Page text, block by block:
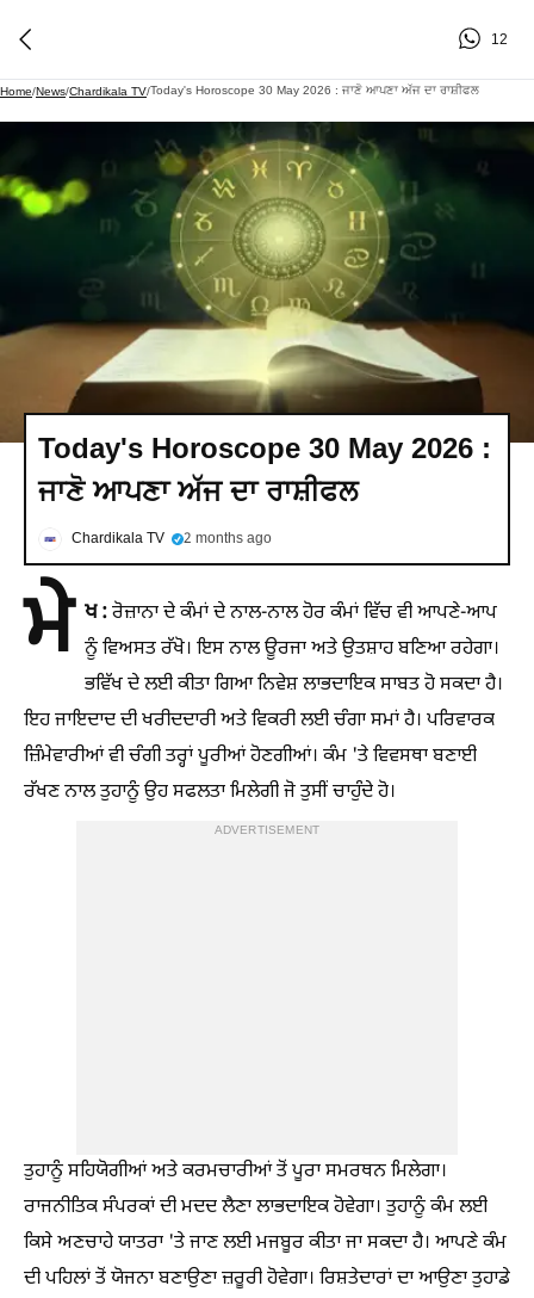
12
Home/News/Chardikala TV/Today's Horoscope 30 May 2026 : ਜਾਣੋ ਆਪਣਾ ਅੱਜ ਦਾ ਰਾਸ਼ੀਫਲ
Today's Horoscope 30 May 2026 :
ਜਾਣੋ ਆਪਣਾ ਅੱਜ ਦਾ ਰਾਸ਼ੀਫਲ
Chardikala TV 2 months ago
ਮੇ ਖ :ਰੋਜ਼ਾਨਾ ਦੇ ਕੰਮਾਂ ਦੇ ਨਾਲ-ਨਾਲ ਹੋਰ ਕੰਮਾਂ ਵਿੱਚ ਵੀ ਆਪਣੇ-ਆਪ
ਨੂੰ ਵਿਅਸਤ ਰੱਖੋ। ਇਸ ਨਾਲ ਊਰਜਾ ਅਤੇ ਉਤਸ਼ਾਹ ਬਣਿਆ ਰਹੇਗਾ।
ਭਵਿੱਖ ਦੇ ਲਈ ਕੀਤਾ ਗਿਆ ਨਿਵੇਸ਼ ਲਾਭਦਾਇਕ ਸਾਬਤ ਹੋ ਸਕਦਾ ਹੈ।
ਇਹ ਜਾਇਦਾਦ ਦੀ ਖਰੀਦਦਾਰੀ ਅਤੇ ਵਿਕਰੀ ਲਈ ਚੰਗਾ ਸਮਾਂ ਹੈ। ਪਰਿਵਾਰਕ
ਜ਼ਿੰਮੇਵਾਰੀਆਂ ਵੀ ਚੰਗੀ ਤਰ੍ਹਾਂ ਪੂਰੀਆਂ ਹੋਣਗੀਆਂ। ਕੰਮ 'ਤੇ ਵਿਵਸਥਾ ਬਣਾਈ
ਰੱਖਣ ਨਾਲ ਤੁਹਾਨੂੰ ਉਹ ਸਫਲਤਾ ਮਿਲੇਗੀ ਜੋ ਤੁਸੀਂ ਚਾਹੁੰਦੇ ਹੋ।
ADVERTISEMENT
ਤੁਹਾਨੂੰ ਸਹਿਯੋਗੀਆਂ ਅਤੇ ਕਰਮਚਾਰੀਆਂ ਤੋਂ ਪੂਰਾ ਸਮਰਥਨ ਮਿਲੇਗਾ।
ਰਾਜਨੀਤਿਕ ਸੰਪਰਕਾਂ ਦੀ ਮਦਦ ਲੈਣਾ ਲਾਭਦਾਇਕ ਹੋਵੇਗਾ। ਤੁਹਾਨੂੰ ਕੰਮ ਲਈ
ਕਿਸੇ ਅਣਚਾਹੇ ਯਾਤਰਾ 'ਤੇ ਜਾਣ ਲਈ ਮਜਬੂਰ ਕੀਤਾ ਜਾ ਸਕਦਾ ਹੈ। ਆਪਣੇ ਕੰਮ
ਦੀ ਪਹਿਲਾਂ ਤੋਂ ਯੋਜਨਾ ਬਣਾਉਣਾ ਜ਼ਰੂਰੀ ਹੋਵੇਗਾ। ਰਿਸ਼ਤੇਦਾਰਾਂ ਦਾ ਆਉਣਾ ਤੁਹਾਡੇ